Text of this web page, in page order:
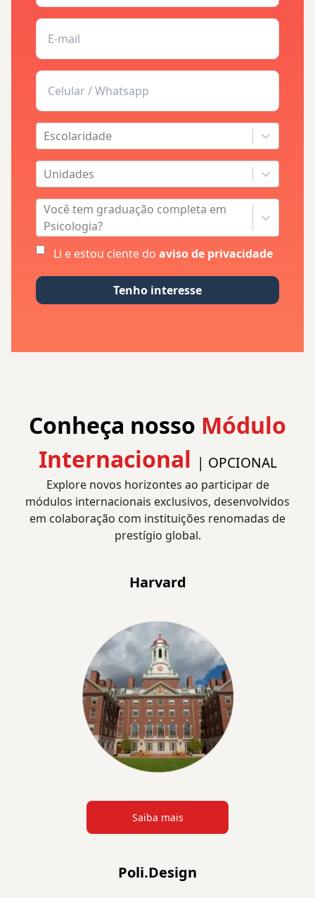
Escolaridade
Unidades
Você tem graduação completa em
Psicologia?
Li e estou ciente do aviso de privacidade
Tenho interesse
Conheça nosso Módulo
Internacional | OPCIONAL
Explore novos horizontes ao participar de
módulos internacionais exclusivos, desenvolvidos
em colaboração com instituições renomadas de
prestígio global.
Harvard
Saiba mais
Poli.Design